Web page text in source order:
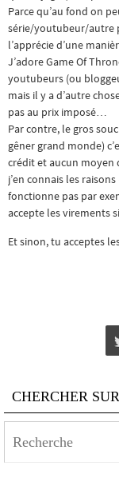
Parce qu’au fond on
série/youtubeur/autre
l’apprécie d’une
J’adore Game Of
youtubeurs (ou
mais il y a d’autre
pas au prix imposé…
Par contre, le gros
gêner grand monde)
crédit et aucun moyen
j’en connais les
fonctionne pas par
accepte les virements
Et sinon, tu acceptes
CHERCHER